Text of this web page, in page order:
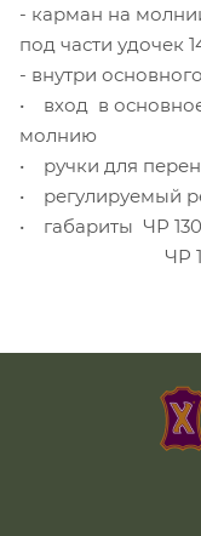
- карман на
под части удочек
- внутри
• вход в
молнию
• ручки для
• регулируемый
• габариты ЧР 130-
ЧР 150-